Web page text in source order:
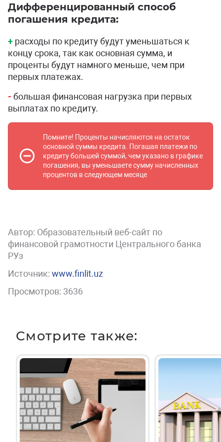
Дифференцированный способ
погашения кредита:
+ расходы по кредиту будут уменьшаться к
концу срока, так как основная сумма, и
проценты будут намного меньше, чем при
первых платежах.
- большая финансовая нагрузка при первых
выплатах по кредиту.
Помните! Проценты начисляются на остаток
основной суммы кредита. Погашая платежи по
кредиту большей суммой, чем указано в графике
погашения, вы уменьшаете сумму начисленных
процентов в следующем месяце
Автор: Образовательный веб-сайт по
финансовой грамотности Центрального банка
РУз
Источник: www.finlit.uz
Просмотров: 3636
Смотрите также: